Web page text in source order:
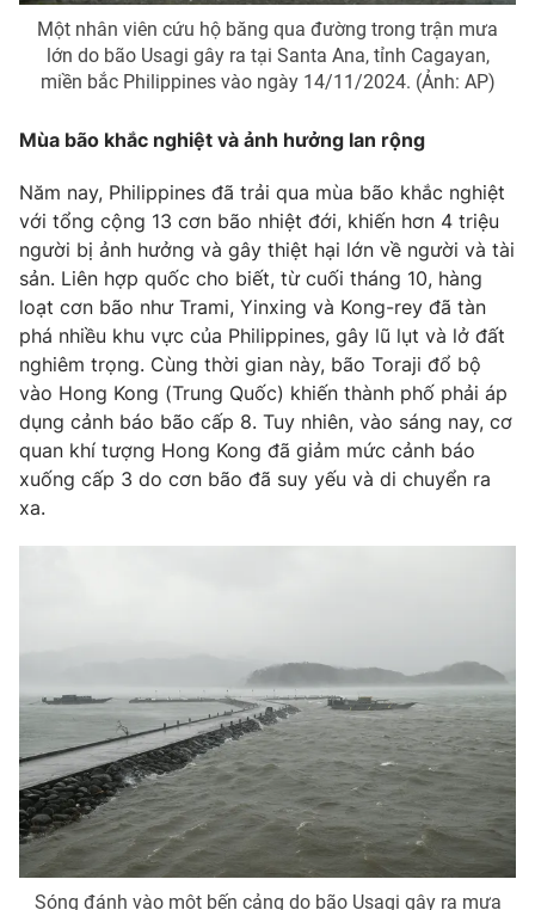
Theo dõi báo trên
Cơ quan chủ quản:Đài Truyền hình Việt Nam
Giấy phép hoạt động báo in và báo điện tử số 483/GP-BTTTT
cấp ngày 29/12/2023
Tổng Biên tập: Vũ Thanh Thủy
Phó Tổng Biên tập:
Nguyễn Thị Mỹ Hạnh, Phạm Quốc Thắng,
Nguyễn Trọng Ninh
Tổng đài VTV:
024.38 355 931 - 024.38 355 932
Ðiện thoại Thời báo VTV:024.66 897 897
Email: toasoan@vtv.vn
Liên hệ quảng cáo:024-7300.7108
® Cấm sao chép dưới mọi hình thức nếu không có sự chấp
thuận bằng văn bản. Ghi rõ nguồn VTV.vn khi phát hành lại
thông tin từ website này.
Một nhân viên cứu hộ băng qua đường trong trận mưa
lớn do bão Usagi gây ra tại Santa Ana, tỉnh Cagayan,
miền bắc Philippines vào ngày 14/11/2024. (Ảnh: AP)
Mùa bão khắc nghiệt và ảnh hưởng lan rộng
Năm nay, Philippines đã trải qua mùa bão khắc nghiệt
với tổng cộng 13 cơn bão nhiệt đới, khiến hơn 4 triệu
người bị ảnh hưởng và gây thiệt hại lớn về người và tài
sản. Liên hợp quốc cho biết, từ cuối tháng 10, hàng
loạt cơn bão như Trami, Yinxing và Kong-rey đã tàn
phá nhiều khu vực của Philippines, gây lũ lụt và lở đất
nghiêm trọng. Cùng thời gian này, bão Toraji đổ bộ
vào Hong Kong (Trung Quốc) khiến thành phố phải áp
dụng cảnh báo bão cấp 8. Tuy nhiên, vào sáng nay, cơ
quan khí tượng Hong Kong đã giảm mức cảnh báo
xuống cấp 3 do cơn bão đã suy yếu và di chuyển ra
xa.
Sóng đánh vào một bến cảng do bão Usagi gây ra mưa